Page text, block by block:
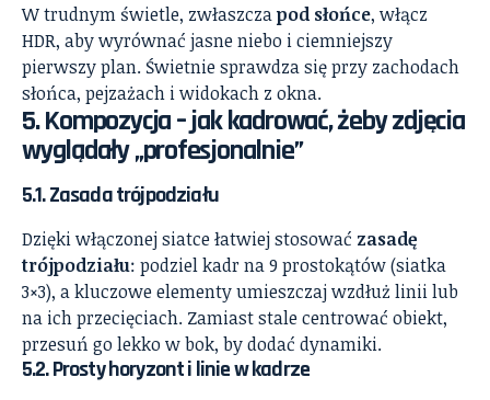
W trudnym świetle, zwłaszczapod słońce, włącz
HDR, aby wyrównać jasne niebo i ciemniejszy
pierwszy plan. Świetnie sprawdza się przy zachodach
słońca, pejzażach i widokach z okna.
5. Kompozycja – jak kadrować, żeby zdjęcia
wyglądały „profesjonalnie”
5.1. Zasada trójpodziału
Dzięki włączonej siatce łatwiej stosować zasadę
trójpodziału: podziel kadr na 9 prostokątów (siatka
3×3), a kluczowe elementy umieszczaj wzdłuż linii lub
na ich przecięciach. Zamiast stale centrować obiekt,
przesuń go lekko w bok, by dodać dynamiki.
5.2. Prosty horyzont i linie w kadrze